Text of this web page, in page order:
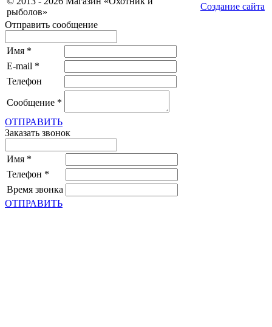
рыболов»
Создание сайта
Отправить сообщение
Имя *
E-mail *
Телефон
Сообщение *
ОТПРАВИТЬ
Заказать звонок
Имя *
Телефон *
Время звонка
ОТПРАВИТЬ